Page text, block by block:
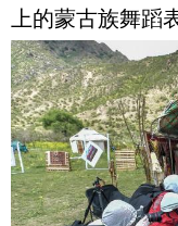
上的蒙古族舞蹈